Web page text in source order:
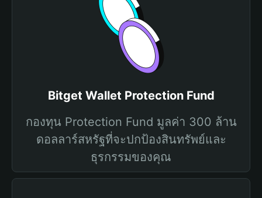
Bitget Wallet Protection Fund
กองทุน Protection Fund มูลค่า 300 ล้าน
ดอลลาร์สหรัฐที่จะปกป้องสินทรัพย์และ
ธุรกรรมของคุณ